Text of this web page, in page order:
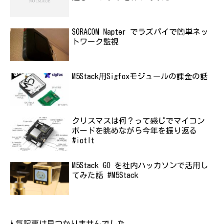
SORACOM Napter でラズパイで簡単ネッ
トワーク監視
M5Stack用Sigfoxモジュールの課金の話
クリスマスは何？って感じでマイコン
ボードを眺めながら今年を振り返る
#iotlt
M5Stack GO を社内ハッカソンで活用し
てみた話 #M5Stack